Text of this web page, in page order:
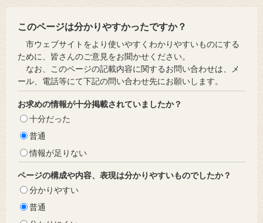
このページは分かりやすかったですか？
市ウェブサイトをより使いやすくわかりやすいものにする
ために、皆さんのご意見をお聞かせください。
なお、このページの記載内容に関するお問い合わせは、メ
ール、電話等にて下記の問い合わせ先にお願いします。
お求めの情報が十分掲載されていましたか？
十分だった
普通
情報が足りない
ページの構成や内容、表現は分かりやすいものでしたか？
分かりやすい
普通